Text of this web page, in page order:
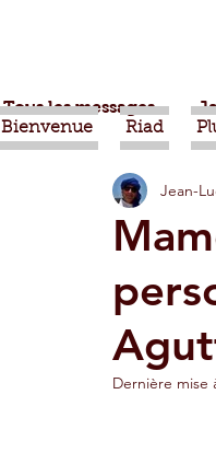
Bienvenue Riad
Tous les messages
Nature
Alimentation
Tiznit
Jean-
Dernière mise